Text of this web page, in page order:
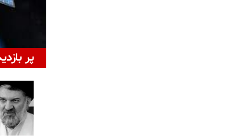
پر